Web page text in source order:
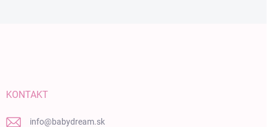
KONTAKT
info@babydream.sk